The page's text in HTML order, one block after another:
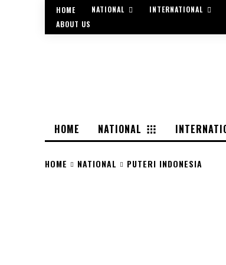
HOME NATIONAL INTERNATIONAL
ABOUT US
HOME NATIONAL
HOME NATIONAL PUTERI INDONESIA